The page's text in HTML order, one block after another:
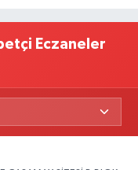
Eczaneler